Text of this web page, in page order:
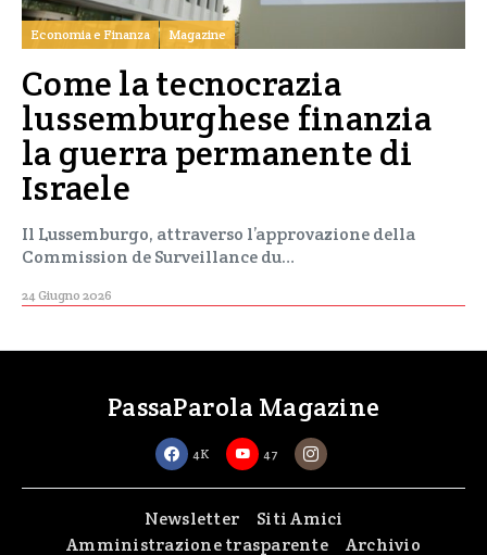
Economia e Finanza Magazine
Come la tecnocrazia
lussemburghese finanzia
la guerra permanente di
Israele
Il Lussemburgo, attraverso l’approvazione della
Commission de Surveillance du…
24 Giugno 2026
PassaParola Magazine
4K 47
Newsletter
Siti Amici
Amministrazione trasparente
Archivio